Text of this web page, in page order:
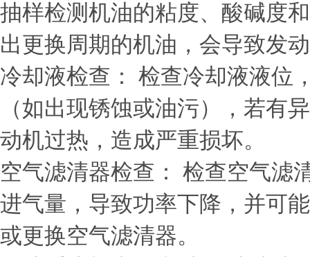
抽样检测机油的粘度、酸碱度
出更换周期的机油，会导致发
冷却液检查： 检查冷却液液位
（如出现锈蚀或油污），若有
动机过热，造成严重损坏。
空气滤清器检查： 检查空气滤
进气量，导致功率下降，并可
或更换空气滤清器。